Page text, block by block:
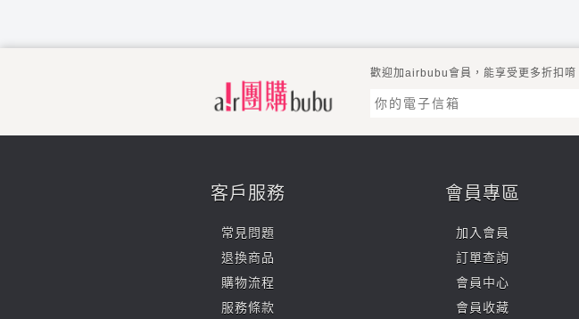
歡迎加airbubu會員，能享受更多折扣唷
客戶服務
常見問題
退換商品
購物流程
服務條款
會員專區
加入會員
訂單查詢
會員中心
會員收藏